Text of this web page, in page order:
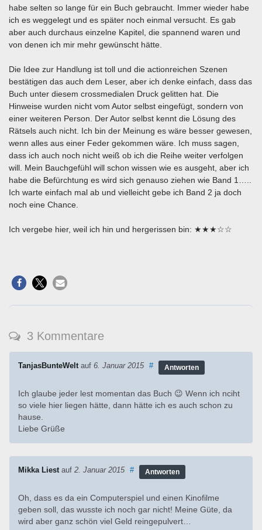
habe selten so lange für ein Buch gebraucht. Immer wieder habe
ich es weggelegt und es später noch einmal versucht. Es gab
aber auch durchaus einzelne Kapitel, die spannend waren und
von denen ich mir mehr gewünscht hätte.
Die Idee zur Handlung ist toll und die actionreichen Szenen
bestätigen das auch dem Leser, aber ich denke einfach, dass das
Buch unter diesem crossmedialen Druck gelitten hat. Die
Hinweise wurden nicht vom Autor selbst eingefügt, sondern von
einer weiteren Person. Der Autor selbst kennt die Lösung des
Rätsels auch nicht. Ich bin der Meinung es wäre besser gewesen,
wenn alles aus einer Feder gekommen wäre. Ich muss sagen,
dass ich auch noch nicht weiß ob ich die Reihe weiter verfolgen
will. Mein Bauchgefühl will schon wissen wie es ausgeht, aber ich
habe die Befürchtung es wird sich genauso ziehen wie Band 1…..
Ich warte einfach mal ab und vielleicht gebe ich Band 2 ja doch
noch eine Chance.
Ich vergebe hier, weil ich hin und hergerissen bin: ★★★☆☆
3 Kommentare
TanjasBunteWeltauf 6. Januar 2015 # Antworten
Ich glaube jeder lest momentan das Buch 😉 Wenn ich nciht
so viele hier liegen hätte, dann hätte ich es auch schon zu
hause.
Liebe Grüße
Mikka Liestauf 2. Januar 2015 # Antworten
Oh, dass es da ein Computerspiel und einen Kinofilme
geben soll, das wusste ich noch gar nicht! Meine Güte, da
wird aber ganz schön viel Geld reingepulvert…